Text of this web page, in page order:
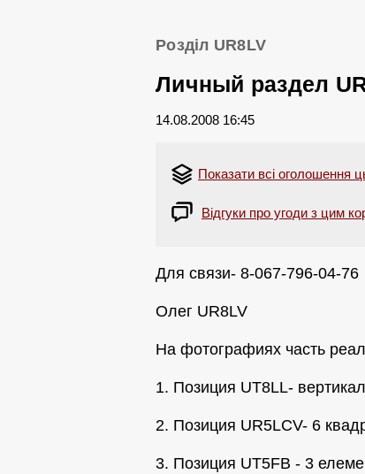
Розділ UR8LV
Личный раздел
14.08.2008 16:45
Показати всі оголошення
Відгуки про угоди з цим
Для связи- 8-067-796-04-76
Олег UR8LV
На фотографиях часть
1. Позиция UT8LL-
2. Позиция UR5LCV- 6
3. Позиция UT5FB - 3